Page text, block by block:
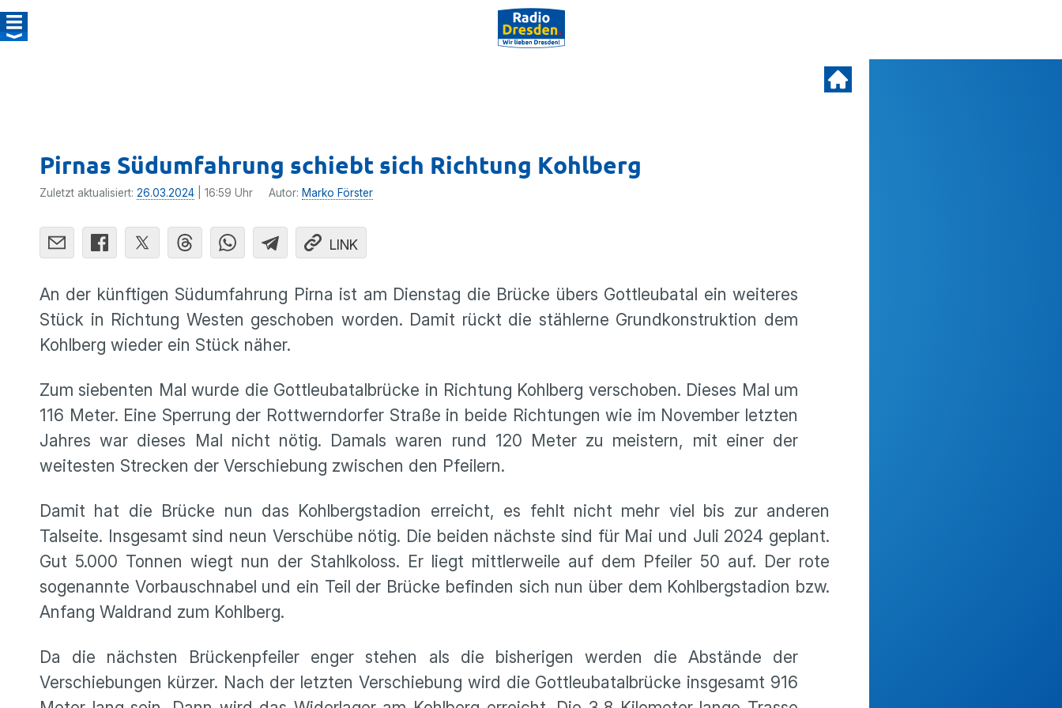
Pirnas Südumfahrung schiebt sich Richtung Kohlberg
Zuletzt aktualisiert: 26.03.2024 | 16:59 Uhr Autor: Marko Förster
LINK
An der künftigen Südumfahrung Pirna ist am Dienstag die Brücke übers Gottleubatal ein weiteres
Stück in Richtung Westen geschoben worden. Damit rückt die stählerne Grundkonstruktion dem
Kohlberg wieder ein Stück näher.
Zum siebenten Mal wurde die Gottleubatalbrücke in Richtung Kohlberg verschoben. Dieses Mal um
116 Meter. Eine Sperrung der Rottwerndorfer Straße in beide Richtungen wie im November letzten
Jahres war dieses Mal nicht nötig. Damals waren rund 120 Meter zu meistern, mit einer der
weitesten Strecken der Verschiebung zwischen den Pfeilern.
Damit hat die Brücke nun das Kohlbergstadion erreicht, es fehlt nicht mehr viel bis zur anderen
Talseite. Insgesamt sind neun Verschübe nötig. Die beiden nächste sind für Mai und Juli 2024 geplant.
Gut 5.000 Tonnen wiegt nun der Stahlkoloss. Er liegt mittlerweile auf dem Pfeiler 50 auf. Der rote
sogenannte Vorbauschnabel und ein Teil der Brücke befinden sich nun über dem Kohlbergstadion bzw.
Anfang Waldrand zum Kohlberg.
Da die nächsten Brückenpfeiler enger stehen als die bisherigen werden die Abstände der
Verschiebungen kürzer. Nach der letzten Verschiebung wird die Gottleubatalbrücke insgesamt 916